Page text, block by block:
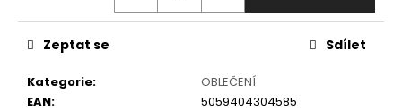
Kategorie:
OBLEČENÍ
EAN:
5059404304585
Zeptat se Sdílet
m
e